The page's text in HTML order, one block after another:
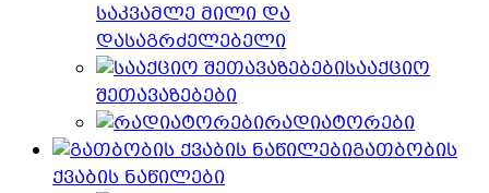
საკვამლე მილი და
დასაგრძელებელი
სააქციო
შეთავაზებები
რადიატორები
გათბობის
ქვაბის ნაწილები